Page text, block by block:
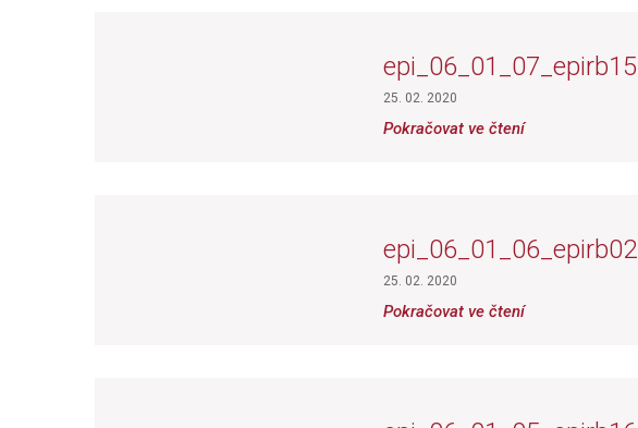
epi_06_01_07_epirb15
25. 02. 2020
Pokračovat ve čtení
epi_06_01_06_epirb02
25. 02. 2020
Pokračovat ve čtení